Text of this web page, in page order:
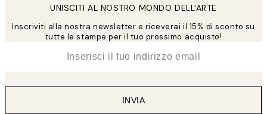
UNISCITI AL NOSTRO MONDO DELL'ARTE
Inscriviti alla nostra newsletter e riceverai il 15% di sconto su
tutte le stampe per il tuo prossimo acquisto!
INVIA